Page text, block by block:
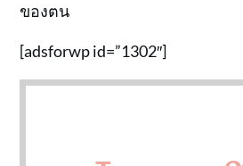
ของตน
[adsforwp id=”1302″]